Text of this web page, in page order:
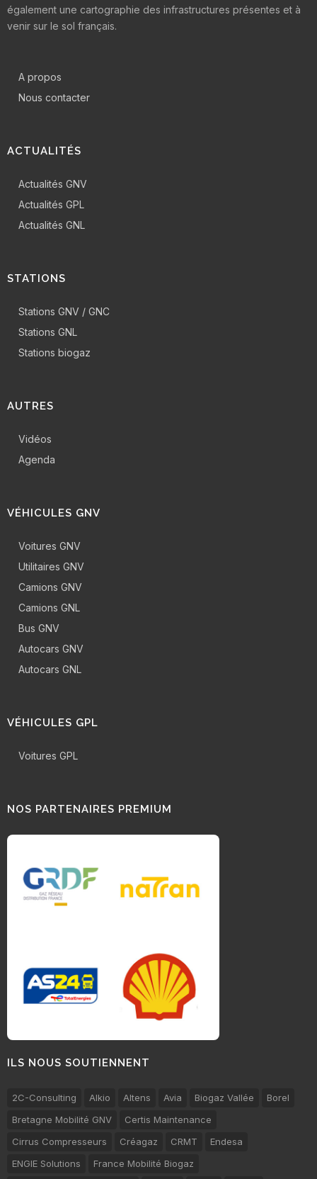
également une cartographie des infrastructures présentes et à
venir sur le sol français.
A propos
Nous contacter
ACTUALITÉS
Actualités GNV
Actualités GPL
Actualités GNL
STATIONS
Stations GNV / GNC
Stations GNL
Stations biogaz
AUTRES
Vidéos
Agenda
VÉHICULES GNV
Voitures GNV
Utilitaires GNV
Camions GNV
Camions GNL
Bus GNV
Autocars GNV
Autocars GNL
VÉHICULES GPL
Voitures GPL
NOS PARTENAIRES PREMIUM
ILS NOUS SOUTIENNENT
2C-Consulting Alkio Altens Avia Biogaz Vallée
Borel
Bretagne Mobilité GNV
Certis Maintenance
Cirrus Compresseurs
Créagaz CRMT
Endesa
ENGIE Solutions
France Mobilité Biogaz